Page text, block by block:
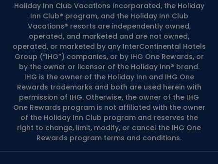
Holiday Inn Club Vacations Incorporated, the Holiday
Inn Club® program, and the Holiday Inn Club
Vacations® resorts are independently owned,
operated, and marketed and are not owned,
operated, or marketed by any InterContinental Hotels
Group (“IHG”) companies, or by IHG One Rewards, or
by the owner or licensor of the Holiday Inn® brand.
IHG is the owner of the Holiday Inn and IHG One
Rewards trademarks and both are used herein with
permission of IHG. Otherwise, the owner of the IHG
One Rewards program is not affiliated with the owner
of the Holiday Inn Club program and reserves the
right to change, limit, modify, or cancel the IHG One
Rewards program terms and conditions.